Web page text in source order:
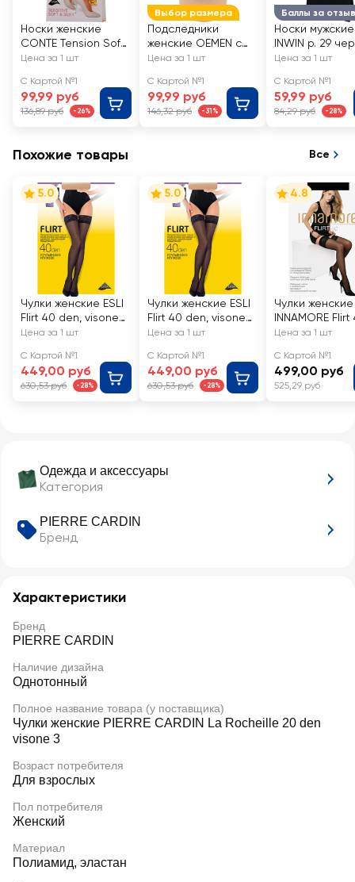
Одежда и аксессуары
Категория
PIERRE CARDIN
Бренд
Характеристики
Бренд
PIERRE CARDIN
Наличие дизайна
Однотонный
Полное название товара (у поставщика)
Чулки женские PIERRE CARDIN La Rocheille 20 den
visone 3
Возраст потребителя
Для взрослых
Пол потребителя
Женский
Материал
Полиамид, эластан
Носки женские
CONTE Tension Soft
40 den, natural, Арт.
Цена за 1 шт
С Картой №1
99,99 руб
136,89 руб -26%
Выбор размера
Подследники
женские OEMEN с
силиконовой
бежевые, Арт.
KP006
Цена за 1 шт
С Картой №1
99,99 руб
146,32 руб -31%
Баллы за отзыв
Носки мужские
INWIN р. 29
Арт. BMS02-01
Цена за 1 шт
С Картой №1
59,99 руб
84,29 руб -28%
Похожие товары Все
5.0
Чулки женские ESLI
Flirt 40 den, visone
1/2, Арт. 8С-91СПЕ
Цена за 1 шт
С Картой №1
449,00 руб
630,53 руб -28%
5.0
Чулки женские ESLI
Flirt 40 den, visone
3/4, Арт. 8С-91СПЕ
Цена за 1 шт
С Картой №1
449,00 руб
630,53 руб -28%
4.8
Чулки женские
INNAMORE Flirt
den nero 3
Цена за 1 шт
С Картой №1
499,00 руб
525,29 руб